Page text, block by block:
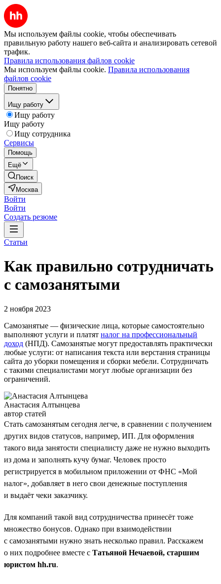
Мы используем файлы cookie, чтобы обеспечивать
правильную работу нашего веб-сайта и анализировать сетевой
трафик.
Правила использования файлов cookie
Мы используем файлы cookie. Правила использования
файлов cookie
Понятно
Ищу работу
Ищу работу
Ищу работу
Ищу сотрудника
Сервисы
Помощь
Ещё
Поиск
Москва
Войти
Войти
Создать резюме
Статьи
Как правильно сотрудничать
с самозанятыми
2 ноября 2023
Самозанятые — физические лица, которые самостоятельно
выполняют услуги и платят налог на профессиональный
доход (НПД). Самозанятые могут предоставлять практически
любые услуги: от написания текста или верстания страницы
сайта до уборки помещения и сборки мебели. Сотрудничать
с такими специалистами могут любые организации без
ограничений.
Анастасия Алтынцева
автор статей
Стать самозанятым сегодня легче, в сравнении с получением
других видов статусов, например, ИП. Для оформления
такого вида занятости специалисту даже не нужно выходить
из дома и заполнять кучу бумаг. Человек просто
регистрируется в мобильном приложении от ФНС «Мой
налог», добавляет в него свои денежные поступления
и выдаёт чеки заказчику.
Для компаний такой вид сотрудничества принесёт тоже
множество бонусов. Однако при взаимодействии
с самозанятыми нужно знать несколько правил. Расскажем
о них подробнее вместе с Татьяной Нечаевой, старшим
юристом hh.ru.